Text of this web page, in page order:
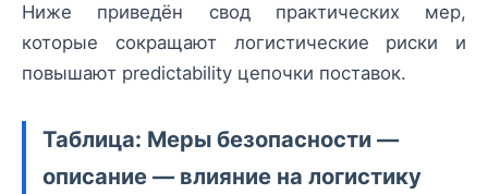
Ниже приведён свод практических мер,
которые сокращают логистические риски и
повышают predictability цепочки поставок.
Таблица: Меры безопасности —
описание — влияние на логистику